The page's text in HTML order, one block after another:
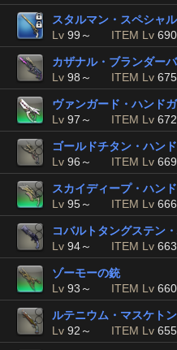
スタルマン・スペシャル
Lv 99～ ITEM Lv 690
カザナル・ブランダー
Lv 98～ ITEM Lv 675
ヴァンガード・ハンド
Lv 97～ ITEM Lv 672
ゴールドチタン・ハン
Lv 96～ ITEM Lv 669
スカイディープ・ハン
Lv 95～ ITEM Lv 666
コバルトタングステン
Lv 94～ ITEM Lv 663
ゾーモーの銃
Lv 93～ ITEM Lv 660
ルテニウム・マスケトン
Lv 92～ ITEM Lv 655